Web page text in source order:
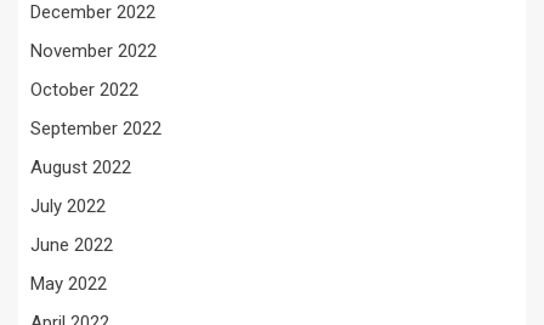
December 2022
November 2022
October 2022
September 2022
August 2022
July 2022
June 2022
May 2022